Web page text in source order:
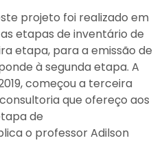
projeto foi realizado em
etapas de inventário de
etapa, para a emissão de
à segunda etapa. A
começou a terceira
que ofereço aos
de
o professor Adilson